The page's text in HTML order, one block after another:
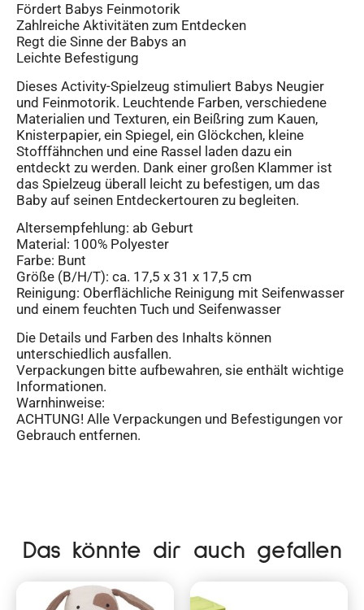
Fördert Babys Feinmotorik
Zahlreiche Aktivitäten zum Entdecken
Regt die Sinne der Babys an
Leichte Befestigung
Dieses Activity-Spielzeug stimuliert Babys Neugier
und Feinmotorik. Leuchtende Farben, verschiedene
Materialien und Texturen, ein Beißring zum Kauen,
Knisterpapier, ein Spiegel, ein Glöckchen, kleine
Stofffähnchen und eine Rassel laden dazu ein
entdeckt zu werden. Dank einer großen Klammer ist
das Spielzeug überall leicht zu befestigen, um das
Baby auf seinen Entdeckertouren zu begleiten.
Altersempfehlung: ab Geburt
Material: 100% Polyester
Farbe: Bunt
Größe (B/H/T): ca. 17,5 x 31 x 17,5 cm
Reinigung: Oberflächliche Reinigung mit Seifenwasser
und einem feuchten Tuch und Seifenwasser
Die Details und Farben des Inhalts können
unterschiedlich ausfallen.
Verpackungen bitte aufbewahren, sie enthält wichtige
Informationen.
Warnhinweise:
ACHTUNG! Alle Verpackungen und Befestigungen vor
Gebrauch entfernen.
Das könnte dir auch gefallen